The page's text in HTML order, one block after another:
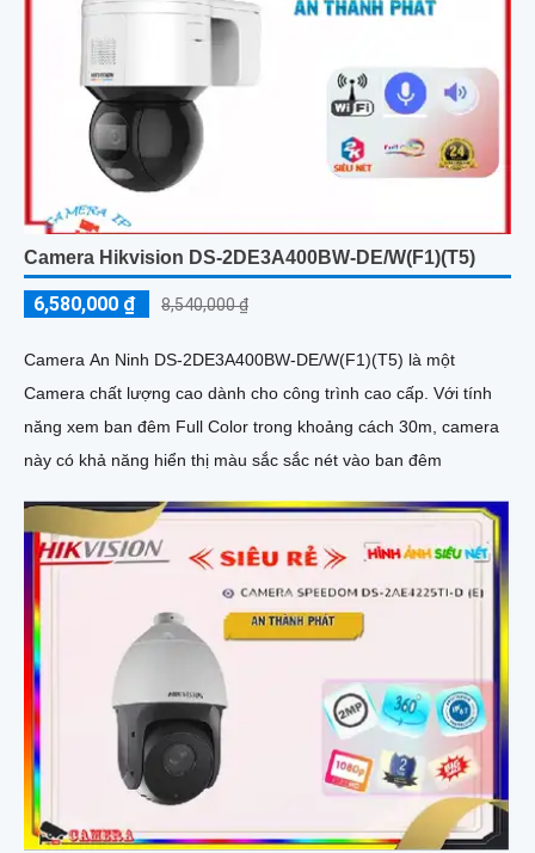
Camera Hikvision DS-2DE3A400BW-DE/W(F1)(T5)
6,580,000 ₫ 8,540,000 ₫
Camera An Ninh DS-2DE3A400BW-DE/W(F1)(T5) là một
Camera chất lượng cao dành cho công trình cao cấp. Với tính
năng xem ban đêm Full Color trong khoảng cách 30m, camera
này có khả năng hiển thị màu sắc sắc nét vào ban đêm